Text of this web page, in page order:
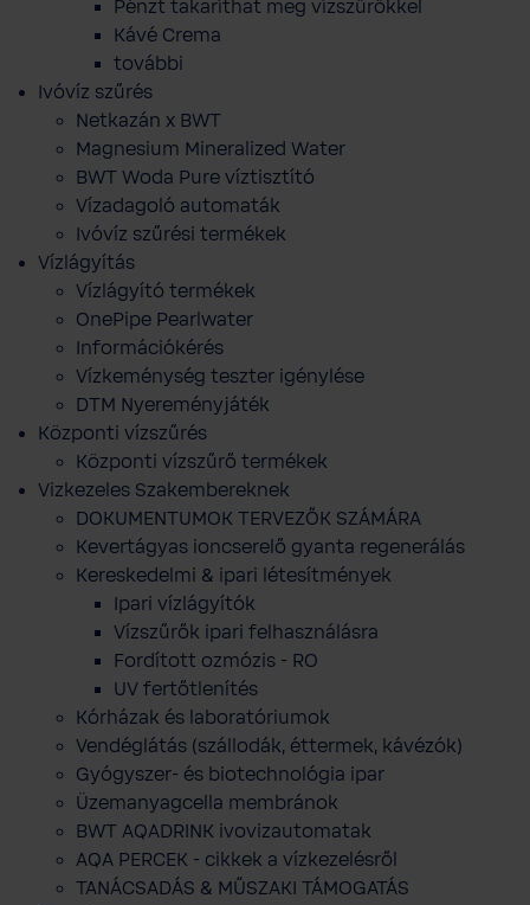
Pénzt takaríthat meg vízszűrőkkel
Kávé Crema
további
Ivóvíz szűrés
Netkazán x BWT
Magnesium Mineralized Water
BWT Woda Pure víztisztító
Vízadagoló automaták
Ivóvíz szűrési termékek
Vízlágyítás
Vízlágyító termékek
OnePipe Pearlwater
Információkérés
Vízkeménység teszter igénylése
DTM Nyereményjáték
Központi vízszűrés
Központi vízszűrő termékek
Vizkezeles Szakembereknek
DOKUMENTUMOK TERVEZŐK SZÁMÁRA
Kevertágyas ioncserelő gyanta regenerálás
Kereskedelmi & ipari létesítmények
Ipari vízlágyítók
Vízszűrők ipari felhasználásra
Fordított ozmózis - RO
UV fertőtlenítés
Kórházak és laboratóriumok
Vendéglátás (szállodák, éttermek, kávézók)
Gyógyszer- és biotechnológia ipar
Üzemanyagcella membránok
BWT AQADRINK ivovizautomatak
AQA PERCEK - cikkek a vízkezelésről
TANÁCSADÁS & MŰSZAKI TÁMOGATÁS